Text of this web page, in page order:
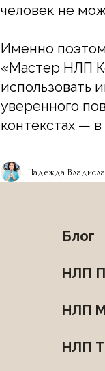
человек не
Именно
«Мастер НЛП
использовать
уверенного
контекстах —
Надежда
Блог
НЛП
НЛП
НЛП